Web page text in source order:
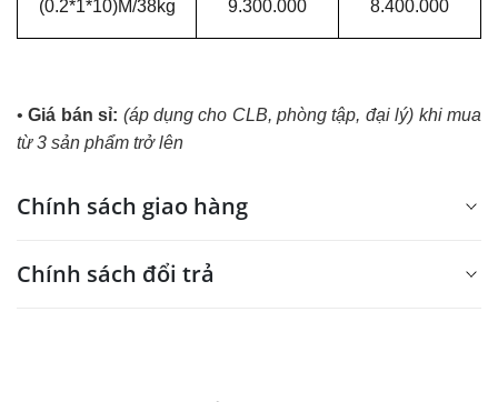
(0.2*1*10)M/38kg 9.300.000 8.400.000
•Giá bán sỉ: (áp dụng cho CLB, phòng tập, đại lý) khi mua
từ 3 sản phẩm trở lên
Chính sách giao hàng
Chính sách đổi trả